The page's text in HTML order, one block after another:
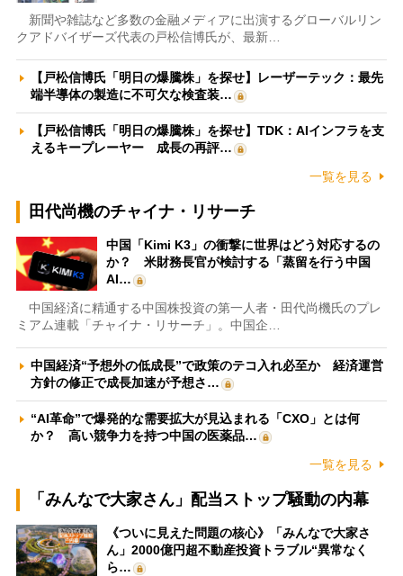
新聞や雑誌など多数の金融メディアに出演するグローバルリン
クアドバイザーズ代表の戸松信博氏が、最新…
【戸松信博氏「明日の爆騰株」を探せ】レーザーテック：最先
端半導体の製造に不可欠な検査装…
【戸松信博氏「明日の爆騰株」を探せ】TDK：AIインフラを支
えるキープレーヤー 成長の再評…
一覧を見る
田代尚機のチャイナ・リサーチ
中国「Kimi K3」の衝撃に世界はどう対応するの
か？ 米財務長官が検討する「蒸留を行う中国
AI…
中国経済に精通する中国株投資の第一人者・田代尚機氏のプレ
ミアム連載「チャイナ・リサーチ」。中国企…
中国経済“予想外の低成長”で政策のテコ入れ必至か 経済運営
方針の修正で成長加速が予想さ…
“AI革命”で爆発的な需要拡大が見込まれる「CXO」とは何
か？ 高い競争力を持つ中国の医薬品…
一覧を見る
「みんなで大家さん」配当ストップ騒動の内幕
《ついに見えた問題の核心》「みんなで大家さ
ん」2000億円超不動産投資トラブル“異常なく
ら…